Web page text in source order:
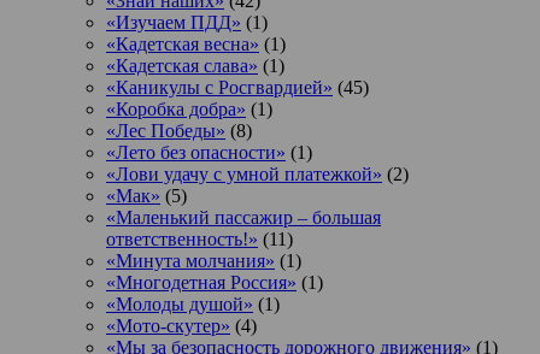
«Изучаем ПДД» (1)
«Кадетская весна» (1)
«Кадетская слава» (1)
«Каникулы с Росгвардией» (45)
«Коробка добра» (1)
«Лес Победы» (8)
«Лето без опасности» (1)
«Лови удачу с умной платежкой» (2)
«Мак» (5)
«Маленький пассажир – большая
ответственность!» (11)
«Минута молчания» (1)
«Многодетная Россия» (1)
«Молоды душой» (1)
«Мото-скутер» (4)
«Мы за безопасность дорожного движения» (1)